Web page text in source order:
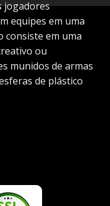
jogadores
equipes em uma
consiste em uma
ou
munidos de armas
de plástico